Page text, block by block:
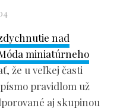
nad
miniatúrneho
že u veľkej časti
pravidlom už
aj skupinou